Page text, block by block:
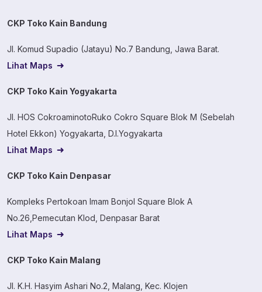
CKP Toko Kain Bandung
Jl. Komud Supadio (Jatayu) No.7 Bandung, Jawa Barat.
Lihat Maps
CKP Toko Kain Yogyakarta
Jl. HOS CokroaminotoRuko Cokro Square Blok M (Sebelah
Hotel Ekkon) Yogyakarta, D.I.Yogyakarta
Lihat Maps
CKP Toko Kain Denpasar
Kompleks Pertokoan Imam Bonjol Square Blok A
No.26,Pemecutan Klod, Denpasar Barat
Lihat Maps
CKP Toko Kain Malang
Jl. K.H. Hasyim Ashari No.2, Malang, Kec. Klojen